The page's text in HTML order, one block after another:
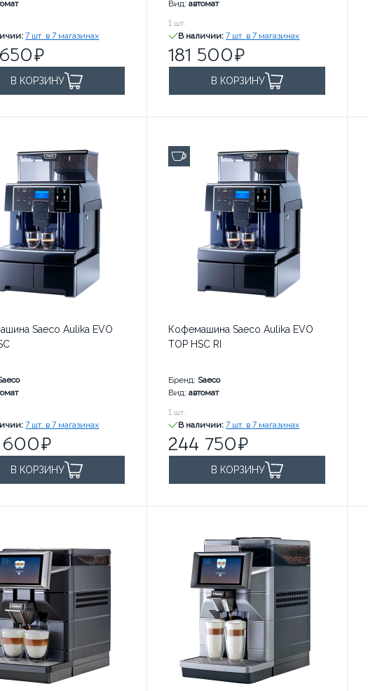
7 шт. в 7 магазинах
В КОРЗИНУ
Вид: автомат
181 500
1 шт.
В наличии: 7 шт. в 7 магазинах
181 500
В КОРЗИНУ
100 чашек в день
Saeco Aulika EVO
7 шт. в 7 магазинах
600
В КОРЗИНУ
до 100 чашек в день
Кофемашина Saeco Aulika EVO
TOP HSC RI
Бренд: Saeco
Вид: автомат
244 750
1 шт.
В наличии: 7 шт. в 7 магазинах
244 750
В КОРЗИНУ